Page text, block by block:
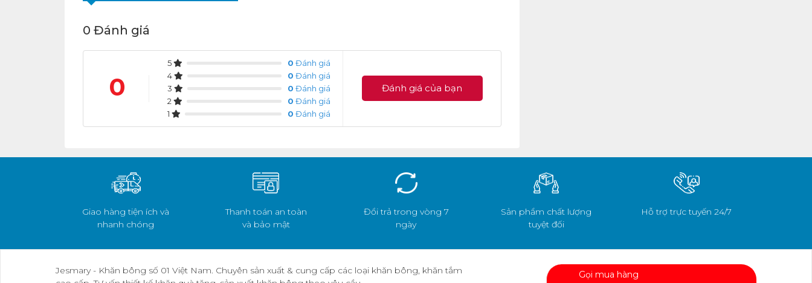
0 Đánh giá
0
5 0 Đánh giá
4
0 Đánh giá
3
0 Đánh giá
2
0 Đánh giá
1
0 Đánh giá
Đánh giá của bạn
Giao hàng tiện ích và
nhanh chóng
Thanh toán an toàn
và bảo mật
Đổi trả trong vòng 7
ngày
Sản phẩm chất lượng
tuyệt đối
Hỗ trợ trực tuyến 24/7
Jesmary - Khăn bông số 01 Việt Nam. Chuyên sản xuất & cung cấp các loại khăn bông, khăn tắm
Gọi mua hàng